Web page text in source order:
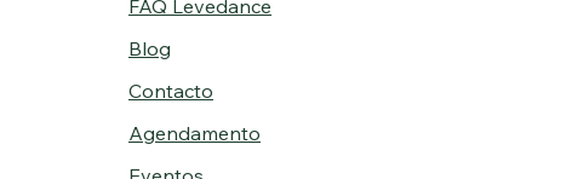
FAQ Levedance
Blog
Contacto
Agendamento